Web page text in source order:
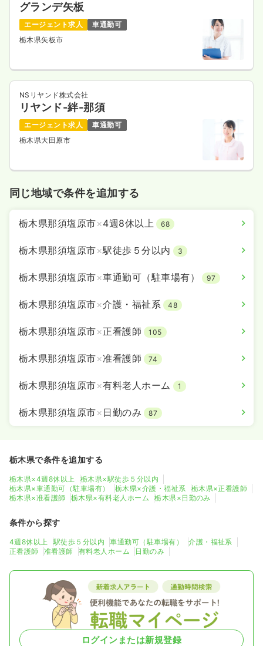
グランデ矢板
エージェント求人
車通勤可
栃木県矢板市
NSリヤンド株式会社
リヤンド-絆-那須
エージェント求人
車通勤可
栃木県大田原市
同じ地域で条件を追加する
栃木県那須塩原市×4週8休以上 68
栃木県那須塩原市×駅徒歩５分以内 3
栃木県那須塩原市×車通勤可（駐車場有） 97
栃木県那須塩原市×介護・福祉系 48
栃木県那須塩原市×正看護師 105
栃木県那須塩原市×准看護師 74
栃木県那須塩原市×有料老人ホーム 1
栃木県那須塩原市× 日勤のみ 87
栃木県で条件を追加する
栃木県×4週8休以上
栃木県×駅徒歩５分以内
栃木県×車通勤可（駐車場有）
栃木県×介護・福祉系
栃木県×正看護師
栃木県×准看護師
栃木県×有料老人ホーム 栃木県×日勤のみ
条件から探す
4週8休以上 駅徒歩５分以内 車通勤可（駐車場有）
介護・福祉系
正看護師
准看護師 有料老人ホーム 日勤のみ
ログインまたは新規登録